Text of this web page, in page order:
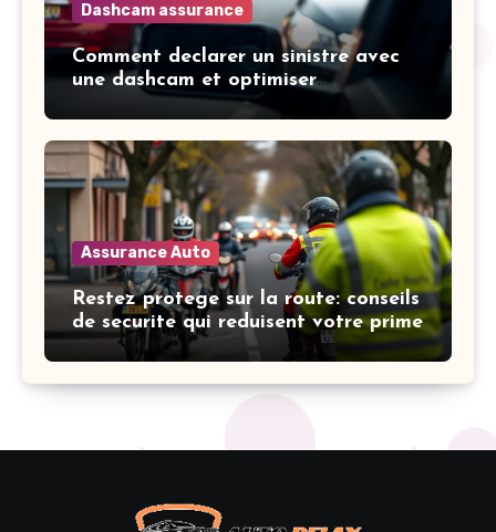
Dashcam assurance
Comment declarer un sinistre avec
une dashcam et optimiser
l’indemnisation
Assurance Auto
Restez protege sur la route: conseils
de securite qui reduisent votre prime